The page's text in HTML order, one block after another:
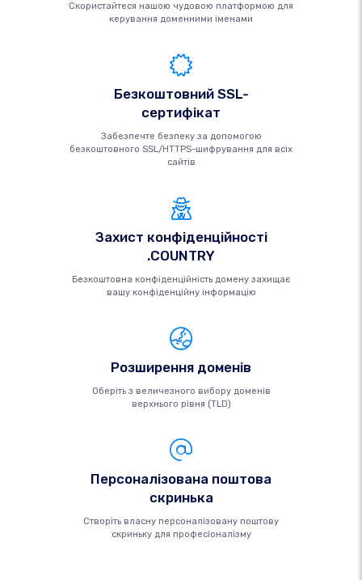
Скористайтеся нашою чудовою платформою для
керування доменними іменами
Безкоштовний SSL-
сертифікат
Забезпечте безпеку за допомогою
безкоштовного SSL/HTTPS-шифрування для всіх
сайтів
Захист конфіденційності
.COUNTRY
Безкоштовна конфіденційність домену захищає
вашу конфіденційну інформацію
Розширення доменів
Оберіть з величезного вибору доменів
верхнього рівня (TLD)
Персоналізована поштова
скринька
Створіть власну персоналізовану поштову
скриньку для професіоналізму